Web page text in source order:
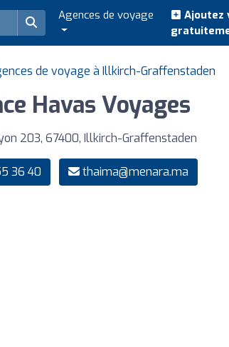
Agences de voyage
Ajoutez
de voyage à Illkirch-Graffenstaden
Havas Voyages
203, 67400, Illkirch-Graffenstaden
36 40 thaima@menara.ma